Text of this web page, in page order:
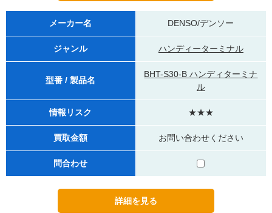
メーカー名 DENSO/デンソー
ジャンル ハンディーターミナル
型番 / 製品名
BHT-S30-B ハンディターミナ
ル
情報リスク ★★★
買取金額 お問い合わせください
問合わせ